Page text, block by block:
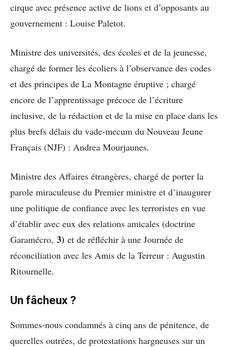
cirque avec présence active de lions et d’opposants au
gouvernement : Louise Paletot.
Ministre des universités, des écoles et de la jeunesse,
chargé de former les écoliers à l’observance des codes
et des principes de La Montagne éruptive ; chargé
encore de l’apprentissage précoce de l’écriture
inclusive, de la rédaction et de la mise en place dans les
plus brefs délais du vade-mecum du Nouveau Jeune
Français (NJF) : Andrea Mourjaunes.
Ministre des Affaires étrangères, chargé de porter la
parole miraculeuse du Premier ministre et d’inaugurer
une politique de confiance avec les terroristes en vue
d’établir avec eux des relations amicales (doctrine
Garamécro, 3) et de réfléchir à une Journée de
réconciliation avec les Amis de la Terreur : Augustin
Ritournelle.
Un fâcheux ?
Sommes-nous condamnés à cinq ans de pénitence, de
querelles outrées, de protestations hargneuses sur un